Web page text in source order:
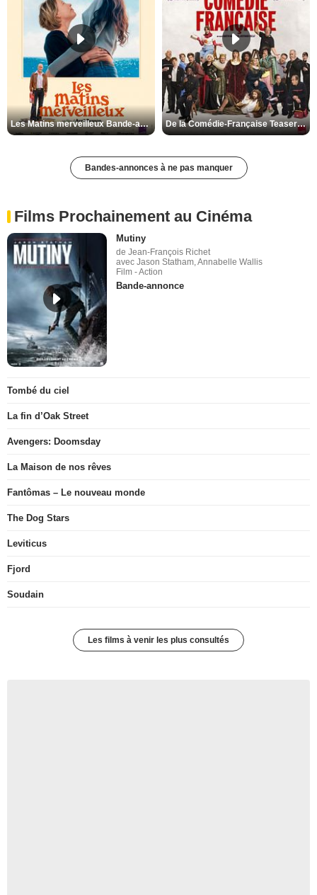
Les Matins merveilleux Bande-annonce VF De la Comédie-Française Teaser VF
Bandes-annonces à ne pas manquer
Films Prochainement au Cinéma
Mutiny
de Jean-François Richet
avec Jason Statham, Annabelle Wallis
Film - Action
Bande-annonce
Tombé du ciel
La fin d’Oak Street
Avengers: Doomsday
La Maison de nos rêves
Fantômas – Le nouveau monde
The Dog Stars
Leviticus
Fjord
Soudain
Les films à venir les plus consultés